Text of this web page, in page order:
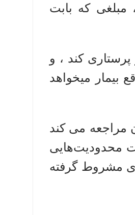
مبلغی که بابت
کند ، و
بیمار میخواهد
مراجعه می کند
محدودیت‌هایی
مشروط گرفته